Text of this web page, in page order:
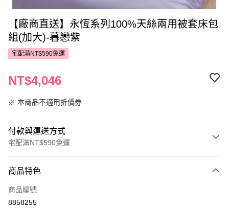
【廠商直送】永恆系列100%天絲兩用被套床包
組(加大)-暮戀紫
宅配滿NT$590免運
NT$4,046
※ 本商品不適用折價券
付款與運送方式
宅配滿NT$590免運
POYA支付
信用卡一次付款
商品特色
商品編號
8858255